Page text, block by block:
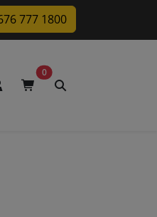
777 1800
Benutzerkonto
Warenkorb
0